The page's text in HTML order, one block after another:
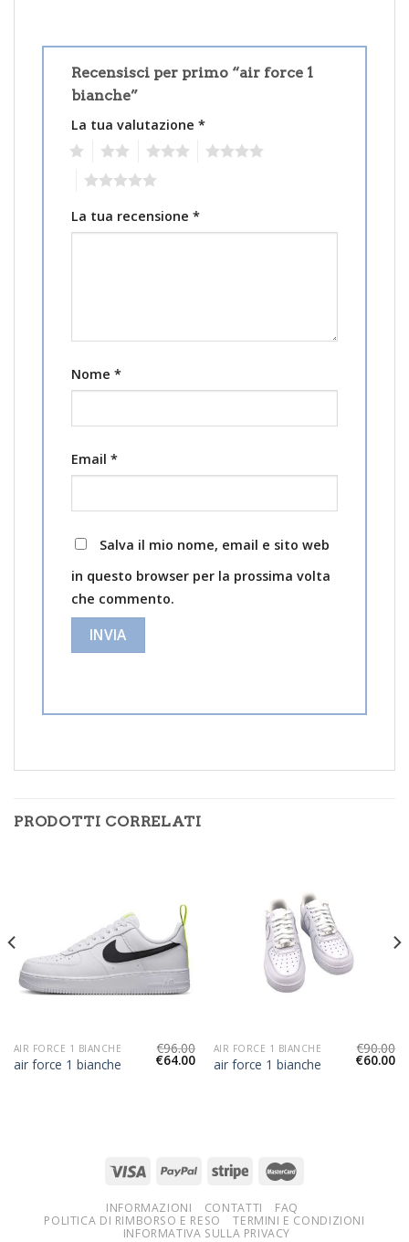
Recensisci per primo “air force 1
bianche”
La tua valutazione *
La tua recensione *
Nome *
Email *
Salva il mio nome, email e sito web
in questo browser per la prossima volta
che commento.
PRODOTTI CORRELATI
AIR FORCE 1 BIANCHE
air force 1 bianche
€96.00
€64.00
AIR FORCE 1 BIANCHE
air force 1 bianche
€90.00
€60.00
INFORMAZIONI CONTATTI
FAQ
POLITICA DI RIMBORSO E RESO
TERMINI E CONDIZIONI
INFORMATIVA SULLA PRIVACY